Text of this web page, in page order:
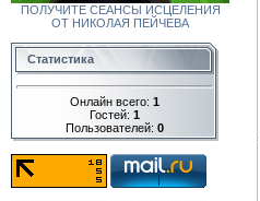
ПОЛУЧИТЕ СЕАНСЫ ИСЦЕЛЕНИЯ
ОТ НИКОЛАЯ ПЕЙЧЕВА
Статистика
Онлайн всего: 1
Гостей: 1
Пользователей: 0